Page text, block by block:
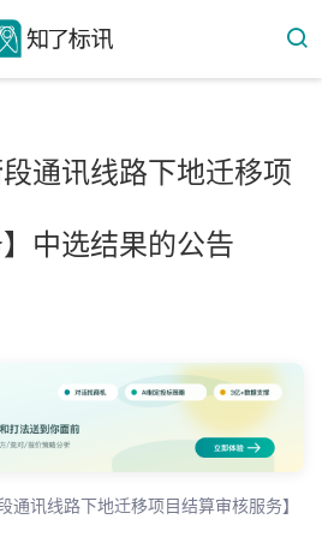
通讯线路下地迁移项
中选结果的公告
通讯线路下地迁移项目结算审核服务】